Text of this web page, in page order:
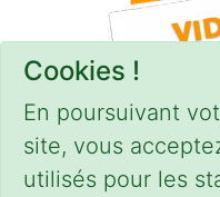
Cookies !
En poursuivant
site, vous
utilisés pour les